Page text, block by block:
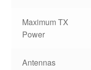
Maximum TX
Power
Antennas